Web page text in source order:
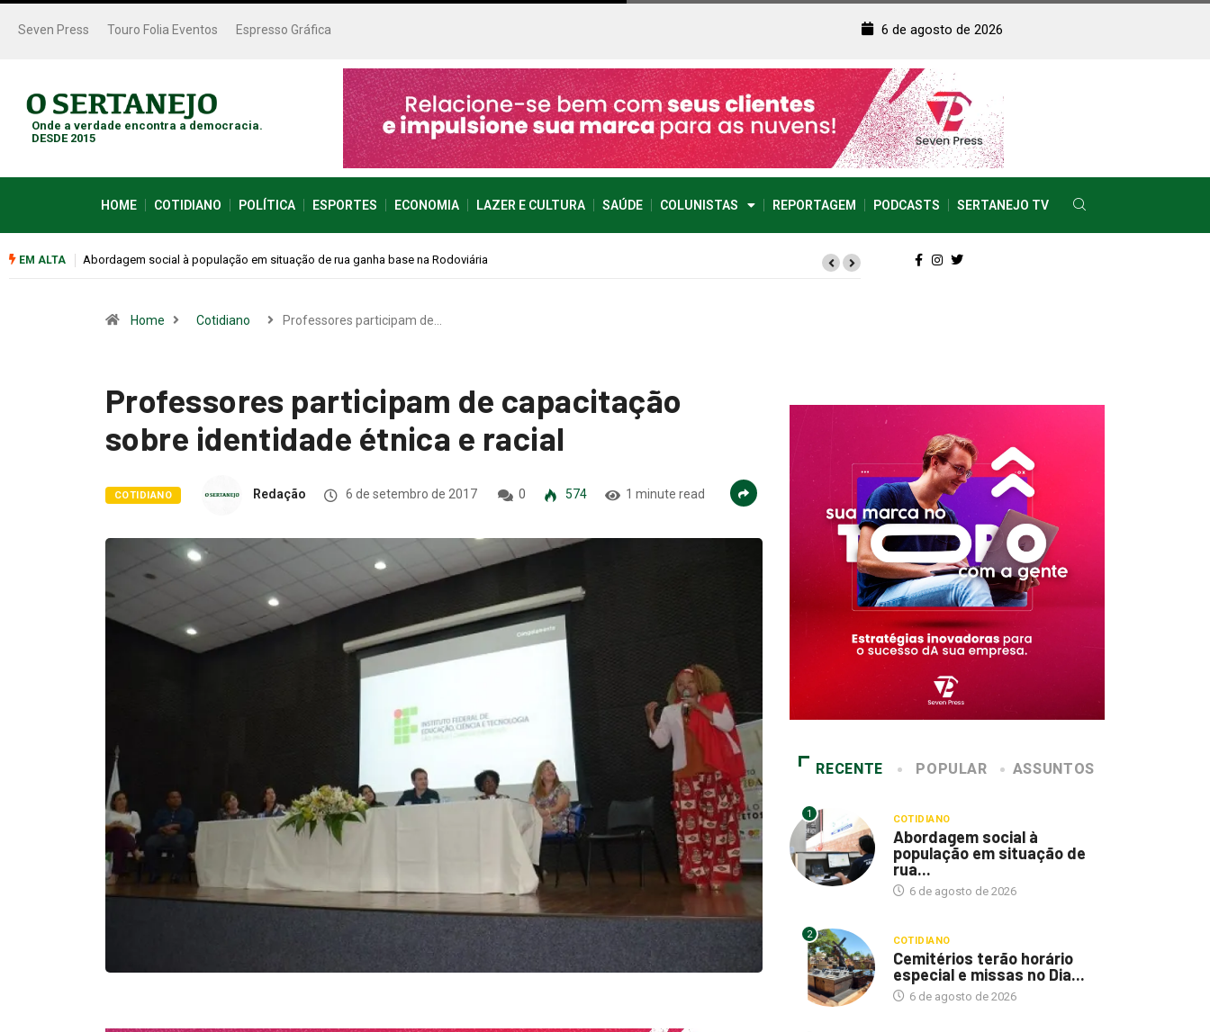
Seven Press Touro Folia Eventos Espresso Gráfica 6 de agosto de 2026
Onde a verdade encontra a democracia.
DESDE 2015
HOME COTIDIANO POLÍTICA ESPORTES ECONOMIA LAZER E CULTURA SAÚDE COLUNISTAS REPORTAGEM PODCASTS SERTANEJO TV
EM ALTA
na RodoviáriaCemitérios terão horário especial e missas no Dia dos Pais
Home Cotidiano Professores participam de…
Professores participam de capacitação
sobre identidade étnica e racial
COTIDIANO Redação 6 de setembro de 2017 0 574 1 minute read
RECENTE POPULAR ASSUNTOS
1 COTIDIANO
Abordagem social à
população em situação de
rua...
6 de agosto de 2026
2 COTIDIANO
Cemitérios terão horário
especial e missas no Dia...
6 de agosto de 2026